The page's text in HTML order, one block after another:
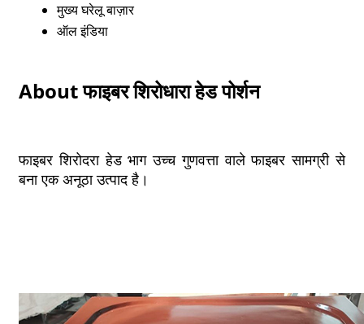
मुख्य घरेलू बाज़ार
ऑल इंडिया
About फाइबर शिरोधारा हेड पोर्शन
फाइबर शिरोदरा हेड भाग उच्च गुणवत्ता वाले फाइबर सामग्री से
बना एक अनूठा उत्पाद है।